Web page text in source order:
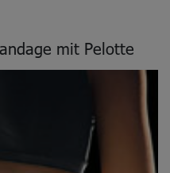
mit Pelotte